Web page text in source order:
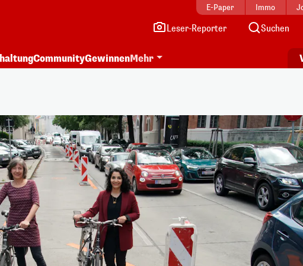
E-Paper Immo
Leser-Reporter Suchen
CommunityGewinnenMehr